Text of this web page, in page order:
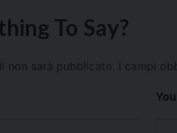
To Say?
non sarà pubblicato. I campi